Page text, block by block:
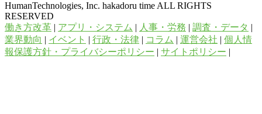
HumanTechnologies, Inc. hakadoru time ALL RIGHTS
RESERVED
働き方改革 | アプリ・システム | 人事・労務 | 調査・データ |
業界動向 | イベント | 行政・法律 | コラム | 運営会社 | 個人情
報保護方針・プライバシーポリシー | サイトポリシー |